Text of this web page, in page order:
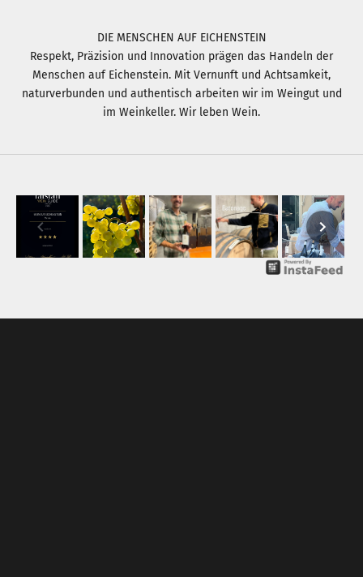
DIE MENSCHEN AUF EICHENSTEIN
Respekt, Präzision und Innovation prägen das Handeln der
Menschen auf Eichenstein. Mit Vernunft und Achtsamkeit,
naturverbunden und authentisch arbeiten wir im Weingut und
im Weinkeller. Wir leben Wein.